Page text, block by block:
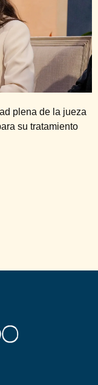
plena de la jueza
su tratamiento